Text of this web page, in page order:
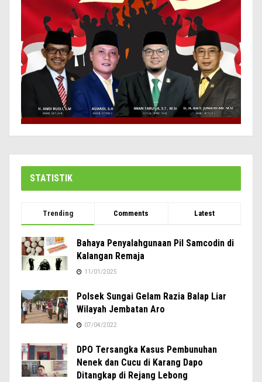
STATISTIK
Trending Comments Latest
Bahaya Penyalahgunaan Pil Samcodin di
Kalangan Remaja
11/01/2025
Polsek Sungai Gelam Razia Balap Liar
Wilayah Jembatan Aro
07/04/2022
DPO Tersangka Kasus Pembunuhan
Nenek dan Cucu di Karang Dapo
Ditangkap di Rejang Lebong